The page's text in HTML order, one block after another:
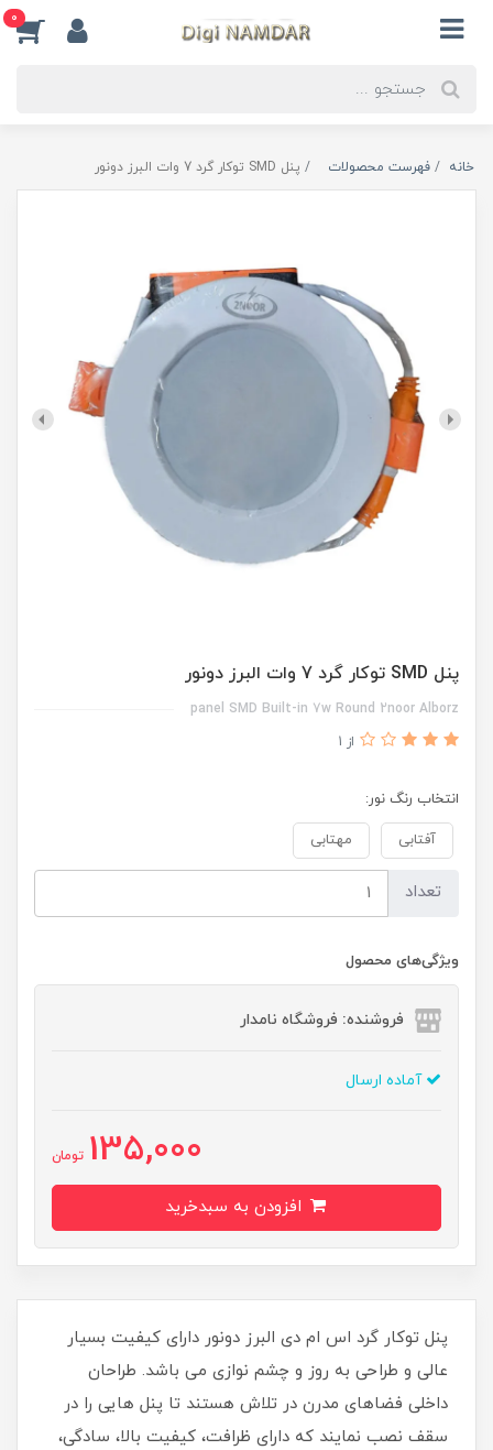
0
خانه فهرست محصولات پنل SMD توکار گرد 7 وات البرز دونور
پنل SMD توکار گرد 7 وات البرز دونور
panel SMD Built-in 7w Round 2noor Alborz
از 1
انتخاب رنگ نور:
آفتابی مهتابی
تعداد
ویژگی‌های محصول
فروشنده: فروشگاه نامدار
آماده ارسال
135,000 تومان
پنل توکار گرد اس ام دی البرز دونور دارای کیفیت بسیار
عالی و طراحی به روز و چشم نوازی می باشد. طراحان
داخلی فضاهای مدرن در تلاش هستند تا پنل هایی را در
سقف نصب نمایند که دارای ظرافت، کیفیت بالا، سادگی،